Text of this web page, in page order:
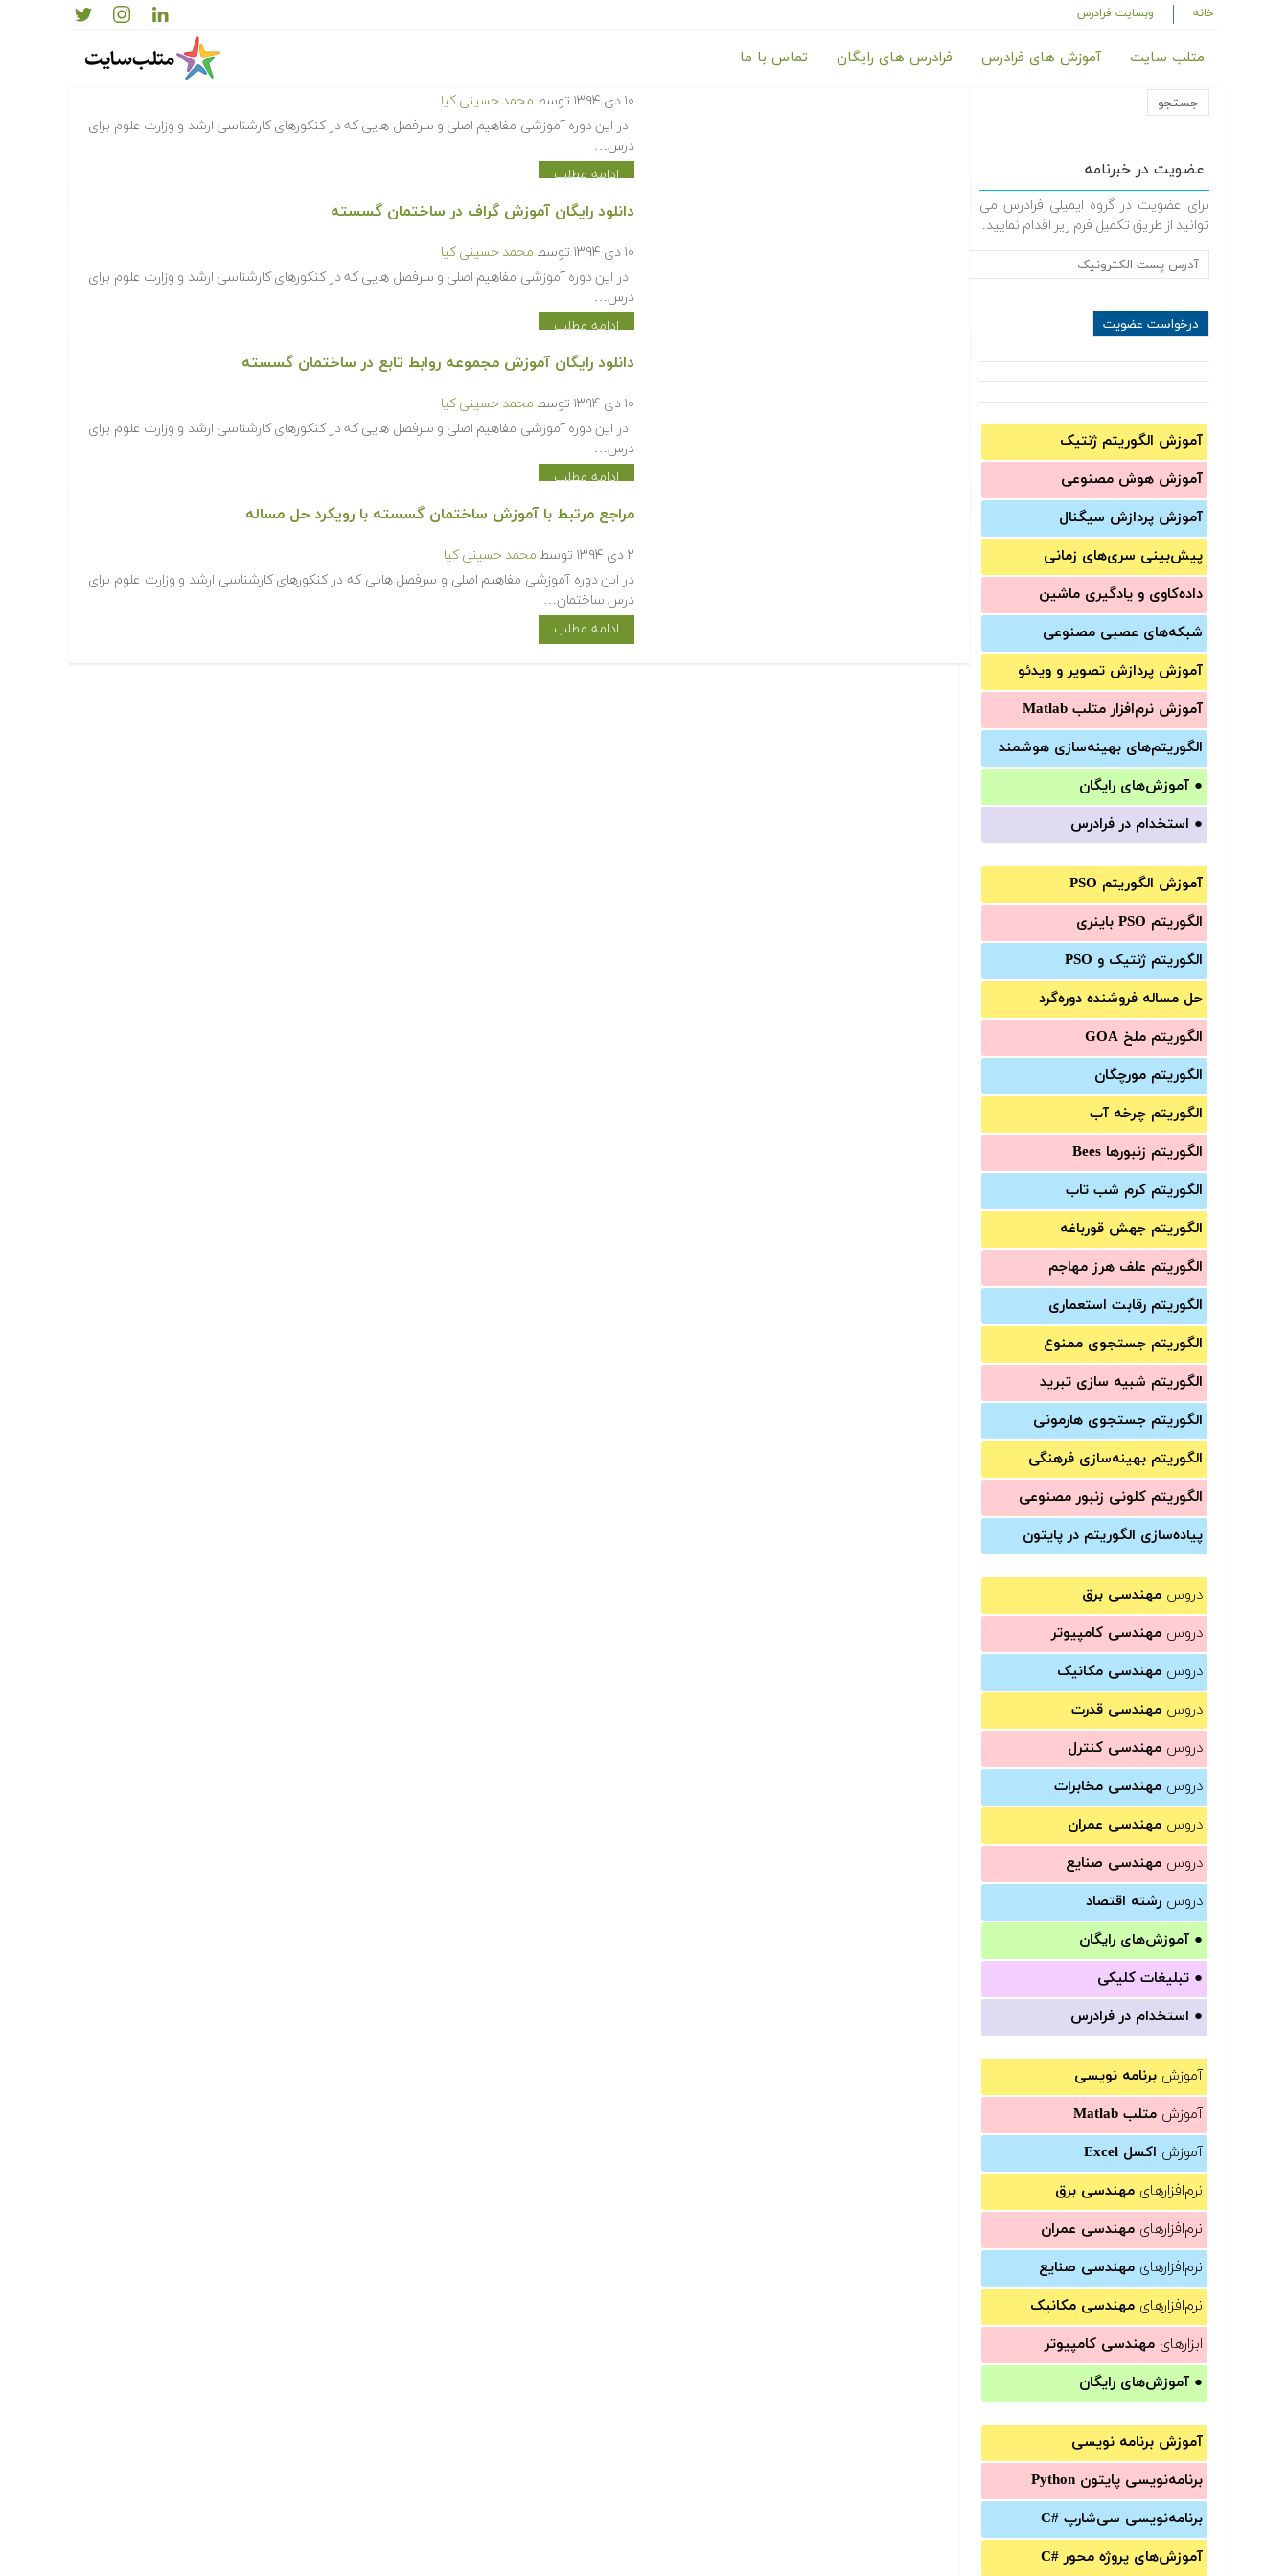
خانه وبسایت فرادرس
متلب سایت آموزش های فرادرس فرادرس های رایگان تماس با ما
عضویت در خبرنامه
برای عضویت در گروه ایمیلی فرادرس می
توانید از طریق تکمیل فرم زیر اقدام نمایید.
آموزش الگوریتم ژنتیک
آموزش‌ هوش مصنوعی
آموزش‌ پردازش سیگنال
پیش‌‌بینی سری‌‌های زمانی
داده‌کاوی و یادگیری ماشین
شبکه‌های عصبی مصنوعی
آموزش‌ پردازش تصویر و ویدئو
آموزش‌ نرم‌افزار متلب Matlab
الگوریتم‌های بهینه‌سازی هوشمند
● آموزش‌های رایگان
● استخدام در فرادرس
آموزش الگوریتم PSO
الگوریتم PSO باینری
الگوریتم ژنتیک و PSO
حل مساله فروشنده دوره‌گرد
الگوریتم ملخ GOA
الگوریتم مورچگان
الگوریتم چرخه آب
الگوریتم زنبورها Bees
الگوریتم کرم شب تاب
الگوریتم جهش قورباغه
الگوریتم علف هرز مهاجم
الگوریتم رقابت استعماری
الگوریتم جستجوی ممنوع
الگوریتم شبیه سازی تبرید
الگوریتم جستجوی هارمونی
الگوریتم بهینه‌سازی فرهنگی
الگوریتم کلونی زنبور مصنوعی
پیاده‌سازی الگوریتم در پایتون
دروس مهندسی برق
دروس مهندسی کامپیوتر
دروس مهندسی مکانیک
دروس مهندسی قدرت
دروس مهندسی کنترل
دروس مهندسی مخابرات
دروس مهندسی عمران
دروس مهندسی صنایع
دروس رشته اقتصاد
● آموزش‌های رایگان
● تبلیغات کلیکی
● استخدام در فرادرس
آموزش برنامه نویسی
آموزش متلب Matlab
آموزش اکسل Excel
نرم‌افزارهای مهندسی برق
نرم‌افزارهای مهندسی عمران
نرم‌افزارهای مهندسی صنایع
نرم‌افزارهای مهندسی مکانیک
ابزارهای مهندسی کامپیوتر
● آموزش‌های رایگان
آموزش برنامه نویسی
برنامه‌نویسی پایتون Python
برنامه‌‌نویسی سی‌شارپ C#‎
آموزش‌های پروژه محور #C
۱۰ دی ۱۳۹۴ توسط محمد حسینی کیا
در این دوره آموزشی مفاهیم اصلی و سرفصل هایی که در کنکورهای کارشناسی ارشد و وزارت علوم برای
درس…
ادامه مطلب
دانلود رایگان آموزش گراف در ساختمان گسسته
۱۰ دی ۱۳۹۴ توسط محمد حسینی کیا
در این دوره آموزشی مفاهیم اصلی و سرفصل هایی که در کنکورهای کارشناسی ارشد و وزارت علوم برای
درس…
ادامه مطلب
دانلود رایگان آموزش مجموعه روابط تابع در ساختمان گسسته
۱۰ دی ۱۳۹۴ توسط محمد حسینی کیا
در این دوره آموزشی مفاهیم اصلی و سرفصل هایی که در کنکورهای کارشناسی ارشد و وزارت علوم برای
درس…
ادامه مطلب
مراجع مرتبط با آموزش ساختمان گسسته با رویکرد حل مساله
۲ دی ۱۳۹۴ توسط محمد حسینی کیا
در این دوره آموزشی مفاهیم اصلی و سرفصل هایی که در کنکورهای کارشناسی ارشد و وزارت علوم برای
درس ساختمان…
ادامه مطلب